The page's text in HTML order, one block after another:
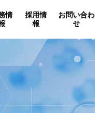
情
採用情
報
お問い合わ
せ